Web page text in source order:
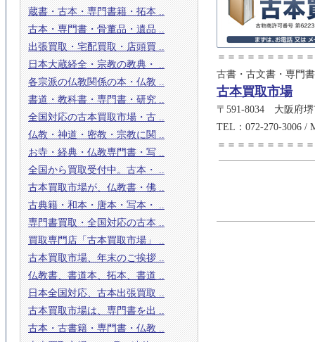
蔵書・古本・専門書籍・拓本 ..
古本・専門書・骨董品・遺品 ..
出張買取・宅配買取・店頭買 ..
日本大蔵経全・宗教の教典・ ..
各宗派の仏教関係の本・仏教 ..
書道・教科書・専門書・研究 ..
全国対応の古本買取市場・古 ..
仏教・神道・密教・宗教に関 ..
お寺・経典・仏教専門書・写 ..
全国から買取受付中。古本・ ..
古本買取市場が、仏教書・佛 ..
古典籍・和本・唐本・写本・ ..
専門書買取・全国対応の古本 ..
買取専門店「古本買取市場」 ..
古本買取市場、年末のご挨拶 ..
仏教書、書道本、拓本、書道 ..
日本全国対応、古本出張買取 ..
古本買取市場は、専門書を出 ..
古本・古書籍・専門書・仏教 ..
＝＝＝＝＝＝＝＝＝
古書・古文書・専門
古本買取市場
〒591-8034 大阪府堺
TEL：072-270-3006 /
＝＝＝＝＝＝＝＝＝